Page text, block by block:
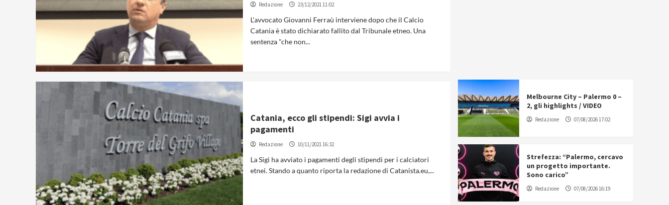
Redazione 23/12/2021 11:02
L'avvocato Giovanni Ferraù interviene dopo che il Calcio
Catania è stato dichiarato fallito dal Tribunale etneo. Una
sentenza "che non...
Catania, ecco gli stipendi: Sigi avvia i
pagamenti
Redazione 10/11/2021 16:32
La Sigi ha avviato i pagamenti degli stipendi per i calciatori
etnei. Stando a quanto riporta la redazione di Catanista.eu,...
Melbourne City – Palermo 0 –
2, gli highlights / VIDEO
Redazione 07/08/2026 17:02
Strefezza: “Palermo, cercavo
un progetto importante.
Sono carico”
Redazione 07/08/2026 16:19